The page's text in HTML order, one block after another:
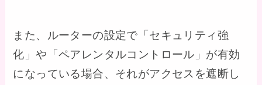
また、ルーターの設定で「セキュリティ強
化」や「ペアレンタルコントロール」が有効
になっている場合、それがアクセスを遮断し